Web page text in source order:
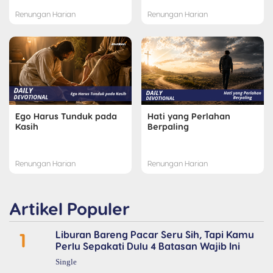
Renungan Harian Renungan Harian
Ego Harus Tunduk pada
Kasih
Renungan Harian
Hati yang Perlahan
Berpaling
Renungan Harian
Artikel Populer
1
Liburan Bareng Pacar Seru Sih, Tapi Kamu
Perlu Sepakati Dulu 4 Batasan Wajib Ini
Single